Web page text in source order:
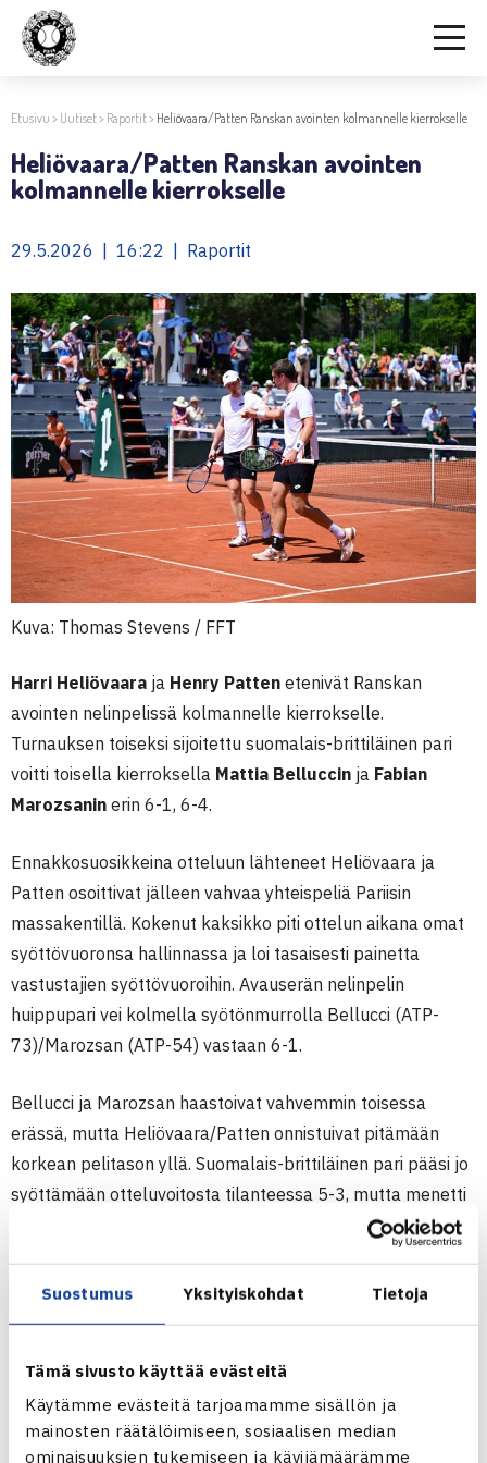
Suostumus Yksityiskohdat Tietoja
Tämä sivusto käyttää evästeitä
Käytämme evästeitä tarjoamamme sisällön ja
mainosten räätälöimiseen, sosiaalisen median
ominaisuuksien tukemiseen ja kävijämäärämme
Etusivu > Uutiset> Raportit> Heliövaara/Patten Ranskan avointen kolmannelle kierrokselle
Heliövaara/Patten Ranskan avointen
kolmannelle kierrokselle
29.5.2026 | 16:22 | Raportit
Kuva: Thomas Stevens / FFT
Harri Heliövaara ja Henry Patten etenivät Ranskan
avointen nelinpelissä kolmannelle kierrokselle.
Turnauksen toiseksi sijoitettu suomalais-brittiläinen pari
voitti toisella kierroksella Mattia Belluccin ja Fabian
Marozsanin erin 6-1, 6-4.
Ennakkosuosikkeina otteluun lähteneet Heliövaara ja
Patten osoittivat jälleen vahvaa yhteispeliä Pariisin
massakentillä. Kokenut kaksikko piti ottelun aikana omat
syöttövuoronsa hallinnassa ja loi tasaisesti painetta
vastustajien syöttövuoroihin. Avauserän nelinpelin
huippupari vei kolmella syötönmurrolla Bellucci (ATP-
73)/Marozsan (ATP-54) vastaan 6-1.
Bellucci ja Marozsan haastoivat vahvemmin toisessa
erässä, mutta Heliövaara/Patten onnistuivat pitämään
korkean pelitason yllä. Suomalais-brittiläinen pari pääsi jo
syöttämään otteluvoitosta tilanteessa 5-3, mutta menetti
syötön ensimmäistä kertaa ottelussa. Toisen kierroksen
pelissä Heliövaara/Patten sinetöi voiton. 65 minuuttia
Ranskan avoimet, nelinpeli
1. kierros | [2] Heliövaara/Patten – Nuno